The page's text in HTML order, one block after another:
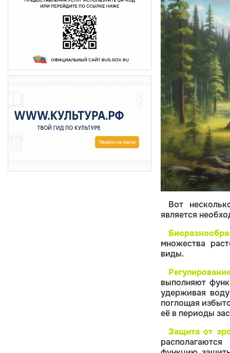
Вот
является
множества
виды.
выполняют
удерживая
поглощая
её в периоды
Защита от